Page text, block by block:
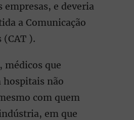
empresas, e deveria
a Comunicação
(CAT ).
médicos que
hospitais não
com quem
em que